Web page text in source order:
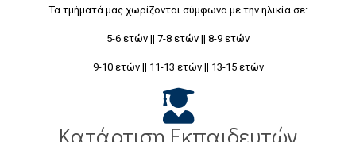
Τα τμήματά μας χωρίζονται σύμφωνα με την ηλικία σε:
5-6 ετών || 7-8 ετών || 8-9 ετών
9-10 ετών || 11-13 ετών || 13-15 ετών
Κατάρτιση Εκπαιδευτών